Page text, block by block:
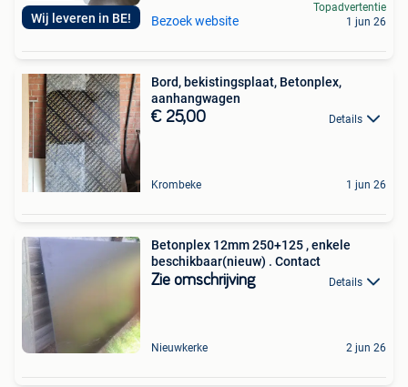
Wij leveren in BE! Bezoek website
Topadvertentie
1 jun 26
Bord, bekistingsplaat, Betonplex,
aanhangwagen
€ 25,00 Details
Krombeke 1 jun 26
Betonplex 12mm 250+125 , enkele
beschikbaar(nieuw) . Contact
Zie omschrijving Details
Nieuwkerke 2 jun 26